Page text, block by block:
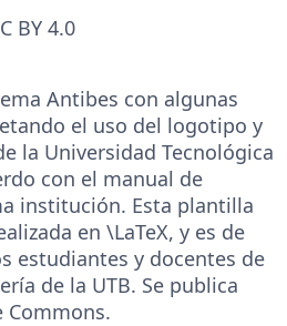
BY 4.0
Antibes con algunas
el uso del logotipo y
la Universidad Tecnológica
con el manual de
institución. Esta plantilla
en \LaTeX, y es de
estudiantes y docentes de
de la UTB. Se publica
Commons.